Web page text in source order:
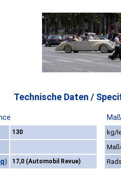
Technische Daten /
130
kg/
) 17,0 (Automobil Revue)